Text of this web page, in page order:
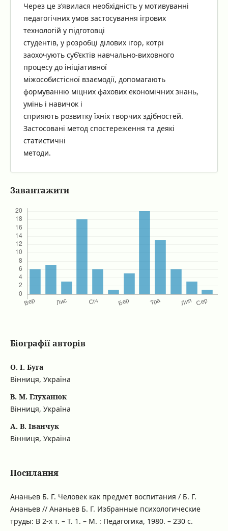
Через це з’явилася необхідність у мотивуванні
педагогічних умов застосування ігрових
технологій у підготовці
студентів, у розробці ділових ігор, котрі
заохочують суб’єктів навчально-виховного
процесу до ініціативної
міжособистісної взаємодії, допомагають
формуванню міцних фахових економічних знань,
умінь і навичок і
сприяють розвитку їхніх творчих здібностей.
Застосовані метод спостереження та деякі
статистичні
методи.
Завантажити
Біографії авторів
О. І. Буга
Вінниця, Україна
В. М. Глуханюк
Вінниця, Україна
А. В. Іванчук
Вінниця, Україна
Посилання
Ананьев Б. Г. Человек как предмет воспитания / Б. Г.
Ананьев // Ананьев Б. Г. Избранные психологические
труды: В 2-х т. – Т. 1. – М. : Педагогика, 1980. – 230 с.